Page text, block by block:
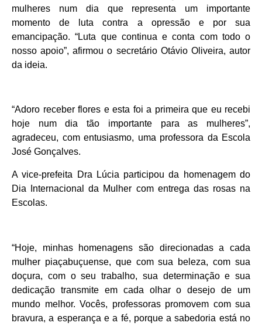
mulheres num dia que representa um importante
momento de luta contra a opressão e por sua
emancipação. “Luta que continua e conta com todo o
nosso apoio”, afirmou o secretário Otávio Oliveira, autor
da ideia.
“Adoro receber flores e esta foi a primeira que eu recebi
hoje num dia tão importante para as mulheres”,
agradeceu, com entusiasmo, uma professora da Escola
José Gonçalves.
A vice-prefeita Dra Lúcia participou da homenagem do
Dia Internacional da Mulher com entrega das rosas na
Escolas.
“Hoje, minhas homenagens são direcionadas a cada
mulher piaçabuçuense, que com sua beleza, com sua
doçura, com o seu trabalho, sua determinação e sua
dedicação transmite em cada olhar o desejo de um
mundo melhor. Vocês, professoras promovem com sua
bravura, a esperança e a fé, porque a sabedoria está no